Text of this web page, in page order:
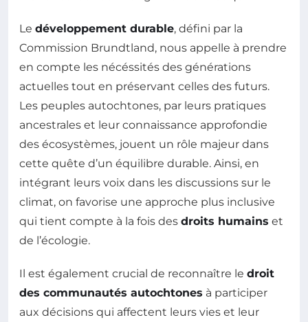
Le développement durable, défini par la
Commission Brundtland, nous appelle à prendre
en compte les nécéssités des générations
actuelles tout en préservant celles des futurs.
Les peuples autochtones, par leurs pratiques
ancestrales et leur connaissance approfondie
des écosystèmes, jouent un rôle majeur dans
cette quête d’un équilibre durable. Ainsi, en
intégrant leurs voix dans les discussions sur le
climat, on favorise une approche plus inclusive
qui tient compte à la fois des droits humains et
de l’écologie.
Il est également crucial de reconnaître le droit
des communautés autochtones à participer
aux décisions qui affectent leurs vies et leur